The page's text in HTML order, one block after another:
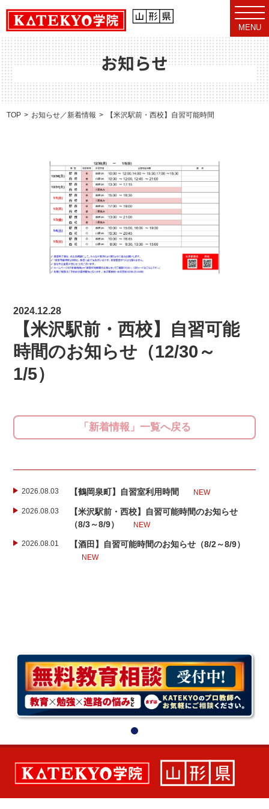
t
o
g
g
l
e
n
v
i
g
MENU
お知らせ
TOP お知らせ／新着情報 【米沢駅前・西校】自習可能時間のお知らせ（
2024.12.28
【米沢駅前・西校】自習可能
時間のお知らせ（12/30～
1/5）
「新着情報」一覧へ戻る
2026.08.03 【鶴岡泉町】自習室利用時間 NEW
2026.08.03
【米沢駅前・西校】自習可能時間のお知らせ
（8/3～8/9）
NEW
2026.08.01 【酒田】自習可能時間のお知らせ（8/2～8/9）
NEW